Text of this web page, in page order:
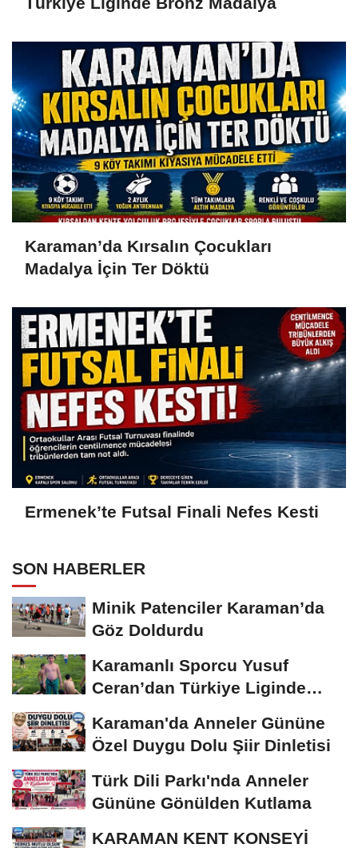
Karaman’da Kırsalın Çocukları
Madalya İçin Ter Döktü
Ermenek’te Futsal Finali Nefes Kesti
SON HABERLER
Minik Patenciler Karaman’da
Göz Doldurdu
Karamanlı Sporcu Yusuf
Ceran’dan Türkiye Liginde
Karaman'da Anneler Gününe
Özel Duygu Dolu Şiir Dinletisi
Türk Dili Parkı'nda Anneler
Gününe Gönülden Kutlama
KARAMAN KENT KONSEYİ